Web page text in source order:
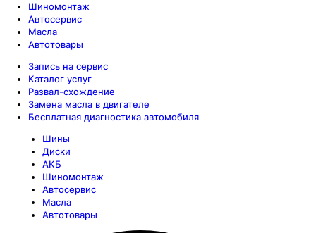
Шиномонтаж
Автосервис
Масла
Автотовары
Запись на сервис
Каталог услуг
Развал-схождение
Замена масла в двигателе
Бесплатная диагностика автомобиля
Шины
Диски
АКБ
Шиномонтаж
Автосервис
Масла
Автотовары